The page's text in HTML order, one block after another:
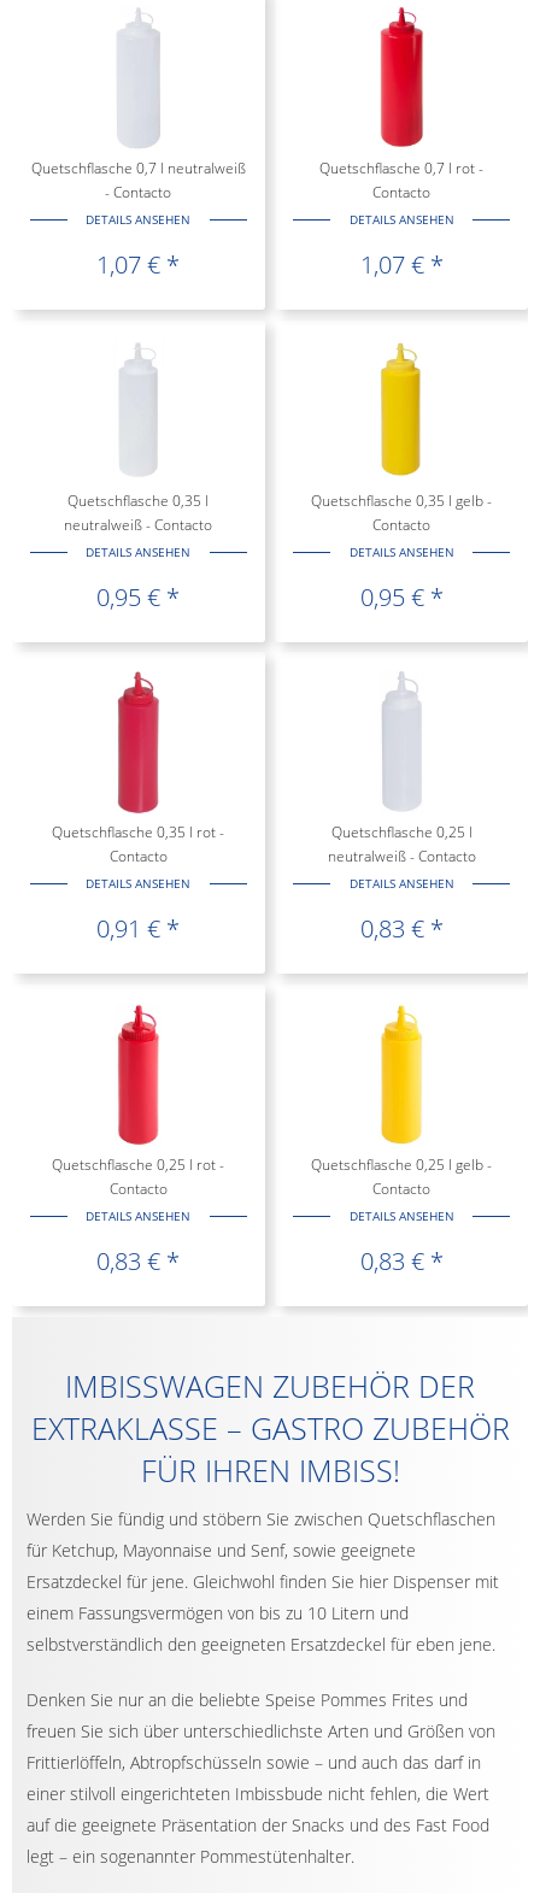
Quetschflasche 0,7 l neutralweiß
- Contacto
DETAILS ANSEHEN
1,07 € *
Quetschflasche 0,7 l rot -
Contacto
DETAILS ANSEHEN
1,07 € *
Quetschflasche 0,35 l
neutralweiß - Contacto
DETAILS ANSEHEN
0,95 € *
Quetschflasche 0,35 l gelb -
Contacto
DETAILS ANSEHEN
0,95 € *
Quetschflasche 0,35 l rot -
Contacto
DETAILS ANSEHEN
0,91 € *
Quetschflasche 0,25 l
neutralweiß - Contacto
DETAILS ANSEHEN
0,83 € *
Quetschflasche 0,25 l rot -
Contacto
DETAILS ANSEHEN
0,83 € *
Quetschflasche 0,25 l gelb -
Contacto
DETAILS ANSEHEN
0,83 € *
IMBISSWAGEN ZUBEHÖR DER
EXTRAKLASSE – GASTRO ZUBEHÖR
FÜR IHREN IMBISS!
Werden Sie fündig und stöbern Sie zwischen Quetschflaschen
für Ketchup, Mayonnaise und Senf, sowie geeignete
Ersatzdeckel für jene. Gleichwohl finden Sie hier Dispenser mit
einem Fassungsvermögen von bis zu 10 Litern und
selbstverständlich den geeigneten Ersatzdeckel für eben jene.
Denken Sie nur an die beliebte Speise Pommes Frites und
freuen Sie sich über unterschiedlichste Arten und Größen von
Frittierlöffeln, Abtropfschüsseln sowie – und auch das darf in
einer stilvoll eingerichteten Imbissbude nicht fehlen, die Wert
auf die geeignete Präsentation der Snacks und des Fast Food
legt – ein sogenannter Pommestütenhalter.